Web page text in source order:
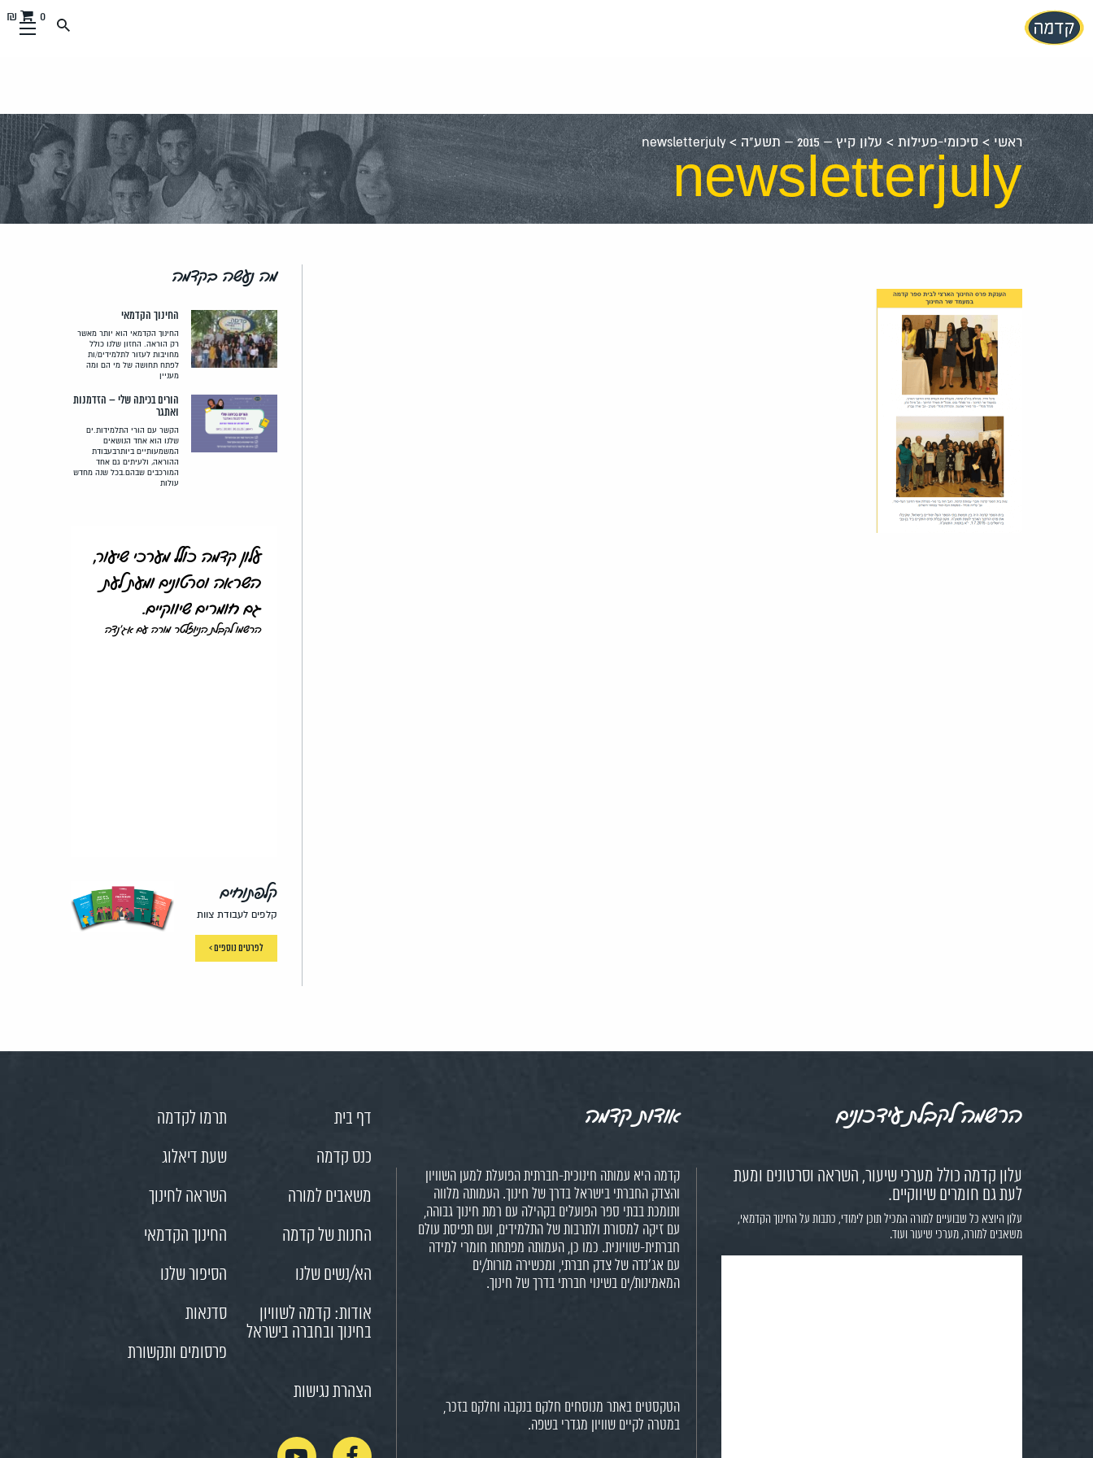
עבור
אל
0 ₪
ראשי>סיכומי-פעילות>עלון קיץ – 2015 – תשע"ה >
newsletterjuly
newsletterjuly
מה נעשה בקדמה
החינוך הקדמאי
החינוך הקדמאי הוא יותר מאשר
רק הוראה. החזון שלנו כולל
מחויבות לעזור לתלמידים/ות
לפתח תחושה של מי הם ומה
מעניין
הורים בכיתה שלי – הזדמנות
ואתגר
הקשר עם הורי התלמידות.ים
שלנו הוא אחד הנושאים
המשמעותיים ביותרבעבודת
ההוראה, ולעיתים גם אחד
המורכבים שבהם.בכל שנה מחדש
עולות
עלון קדמה כולל מערכי שיעור,
השראה וסרטונים ומעת לעת
גם חומרים שיווקיים.
הרשמו לקבלת הניוזלטר מורה עם אג'נדה
קלפתוחים
קלפים לעבודת צוות
לפרטים נוספים >
הרשמה לקבלת עידכונים
עלון קדמה כולל מערכי שיעור, השראה וסרטונים ומעת
לעת גם חומרים שיווקיים.
עלון היוצא כל שבועיים למורה המכיל תוכן לימודי, כתבות על החינוך הקדמאי,
משאבים למורה, מערכי שיעור ועוד.
אודות קדמה
קדמה היא עמותה חינוכית-חברתית הפועלת למען השוויון
והצדק החברתי בישראל בדרך של חינוך. העמותה מלווה
ותומכת בבתי ספר הפועלים בקהילה עם רמת חינוך גבוהה,
עם זיקה למסורת ולתרבות של התלמידים, ועם תפיסת עולם
חברתית-שוויונית. כמו כן, העמותה מפתחת חומרי למידה
עם אג'נדה של צדק חברתי, ומכשירה מורות/ים
המאמינות/ים בשינוי חברתי בדרך של חינוך.
הטקסטים באתר מנוסחים חלקם בנקבה וחלקם בזכר,
במטרה לקיים שוויון מגדרי בשפה.
דף בית
תרמו לקדמה
כנס קדמה
שעת דיאלוג
משאבים למורה
השראה לחינוך
החנות של קדמה
החינוך הקדמאי
הא/נשים שלנו
הסיפור שלנו
אודות: קדמה לשוויון
בחינוך ובחברה בישראל
סדנאות
פרסומים ותקשורת
הצהרת נגישות